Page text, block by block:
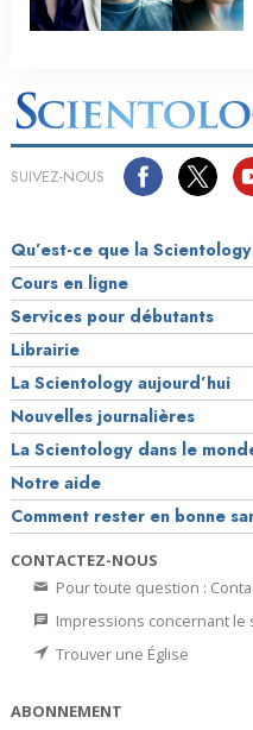
SUIVEZ-NOUS
Qu’est-ce que la
Cours en ligne
Services pour débutants
Librairie
La Scientology aujourd’hui
Nouvelles journalières
La Scientology dans le
Notre aide
Comment rester en bonne
CONTACTEZ-NOUS
Pour toute question :
Impressions concernant le
Trouver une Église
ABONNEMENT